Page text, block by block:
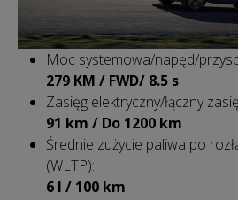
Moc systemowa/napęd/
279 KM / FWD/ 8.5 s
Zasięg elektryczny/łączny
91 km / Do 1200 km
Średnie zużycie paliwa po
(WLTP):
6 l / 100 km